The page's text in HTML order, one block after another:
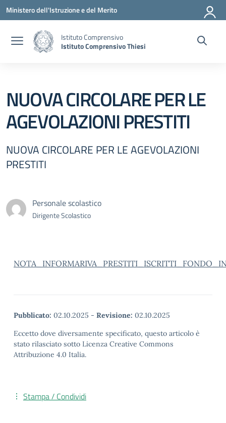
Vai ai contenuti
Vai al menu di navigazione
Vai al footer
Ministero dell'Istruzione e del Merito
Istituto Comprensivo
Istituto Comprensivo Thiesi
NUOVA CIRCOLARE PER LE
AGEVOLAZIONI PRESTITI
NUOVA CIRCOLARE PER LE AGEVOLAZIONI
PRESTITI
Personale scolastico
Dirigente Scolastico
Pubblicato: 02.10.2025 - Revisione: 02.10.2025
Eccetto dove diversamente specificato, questo articolo è
stato rilasciato sotto Licenza Creative Commons
Attribuzione 4.0 Italia.
Stampa / Condividi